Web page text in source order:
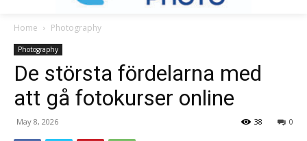
Home Photography
Photography
De största fördelarna med
att gå fotokurser online
May 8, 2026 0
38